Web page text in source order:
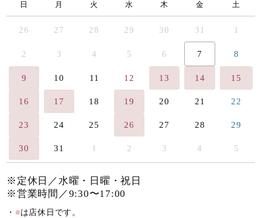
日 月 火 水 木 金 土
26 27 28 29 30 31 1
2 3 4 5 6 7 8
9 10 11 12 13 14 15
16 17 18 19 20 21 22
23 24 25 26 27 28 29
30 31 1 2 3 4 5
※定休日／水曜・日曜・祝日
※営業時間／9:30〜17:00
・ ■は店休日です。